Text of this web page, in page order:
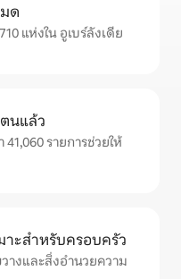
ด
แห่งใน อูเบร์ลังเดีย
นแล้ว
รายการช่วยให้
ะสำหรับครอบครัว
งและสิ่งอำนวยความ